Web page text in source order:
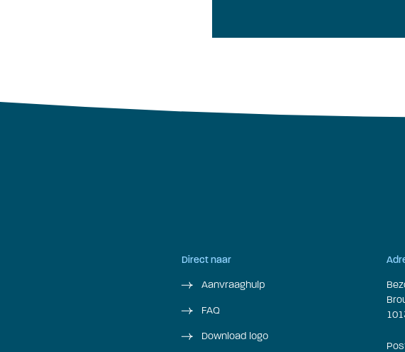
Direct naar
Aanvraaghulp
FAQ
Download logo